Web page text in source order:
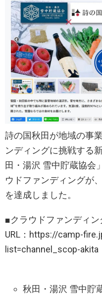
詩の国秋田が地域の事
ンディングに挑戦する
田・湯沢 雪中貯蔵協会
ウドファンディングが
を達成しました。
■クラウドファンディ
URL：https://camp-
list=channel_scop-akita
秋田・湯沢 雪中貯